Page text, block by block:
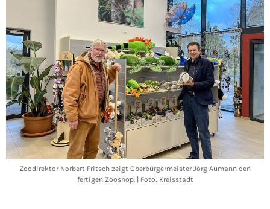
Zoodirektor Norbert Fritsch zeigt Oberbürgermeister Jörg Aumann den
fertigen Zooshop. | Foto: Kreisstadt